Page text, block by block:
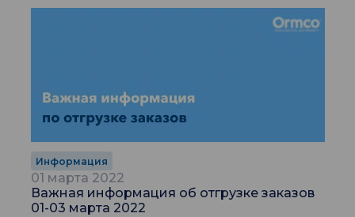
Информация
01 марта 2022
Важная информация об отгрузке заказов
01-03 марта 2022